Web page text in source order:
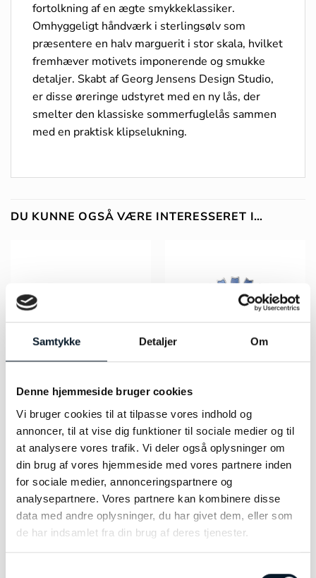
Samtykke Detaljer Om
Denne hjemmeside bruger cookies
Vi bruger cookies til at tilpasse vores indhold og
annoncer, til at vise dig funktioner til sociale medier og til
at analysere vores trafik. Vi deler også oplysninger om
din brug af vores hjemmeside med vores partnere inden
for sociale medier, annonceringspartnere og
analysepartnere. Vores partnere kan kombinere disse
data med andre oplysninger, du har givet dem, eller som
de har indsamlet fra din brug af deres tjenester.
fortolkning af en ægte smykkeklassiker.
Omhyggeligt håndværk i sterlingsølv som
præsentere en halv marguerit i stor skala, hvilket
fremhæver motivets imponerende og smukke
detaljer. Skabt af Georg Jensens Design Studio,
er disse øreringe udstyret med en ny lås, der
smelter den klassiske sommerfuglelås sammen
med en praktisk klipselukning.
DU KUNNE OGSÅ VÆRE INTERESSERET I…
Georg Jensen Daisy halv
blomst broche – 20001549
kr.1.750,00
TILFØJ TIL KURV
Georg Jensen Daisy Broche –
20001546
kr.2.975,00
TILFØJ TIL KURV